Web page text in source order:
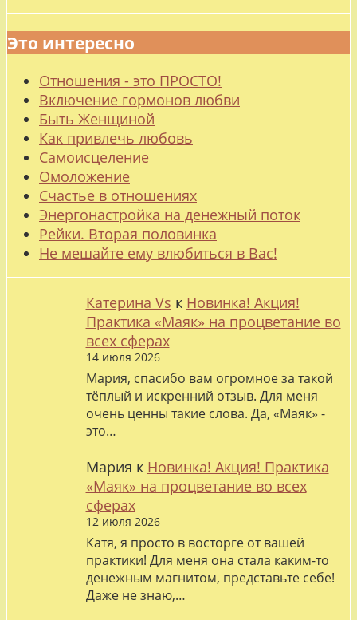
Это интересно
Отношения - это ПРОСТО!
Включение гормонов любви
Быть Женщиной
Как привлечь любовь
Самоисцеление
Омоложение
Счастье в отношениях
Энергонастройка на денежный поток
Рейки. Вторая половинка
Не мешайте ему влюбиться в Вас!
Катерина Vs к Новинка! Акция!
Практика «Маяк» на процветание во
всех сферах
14 июля 2026
Мария, спасибо вам огромное за такой
тёплый и искренний отзыв. Для меня
очень ценны такие слова. Да, «Маяк» -
это…
Мария к Новинка! Акция! Практика
«Маяк» на процветание во всех
сферах
12 июля 2026
Катя, я просто в восторге от вашей
практики! Для меня она стала каким-то
денежным магнитом, представьте себе!
Даже не знаю,…